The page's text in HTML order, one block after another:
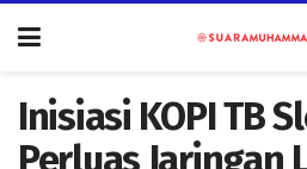
Inisiasi KOPI TB
Perluas Jaringan